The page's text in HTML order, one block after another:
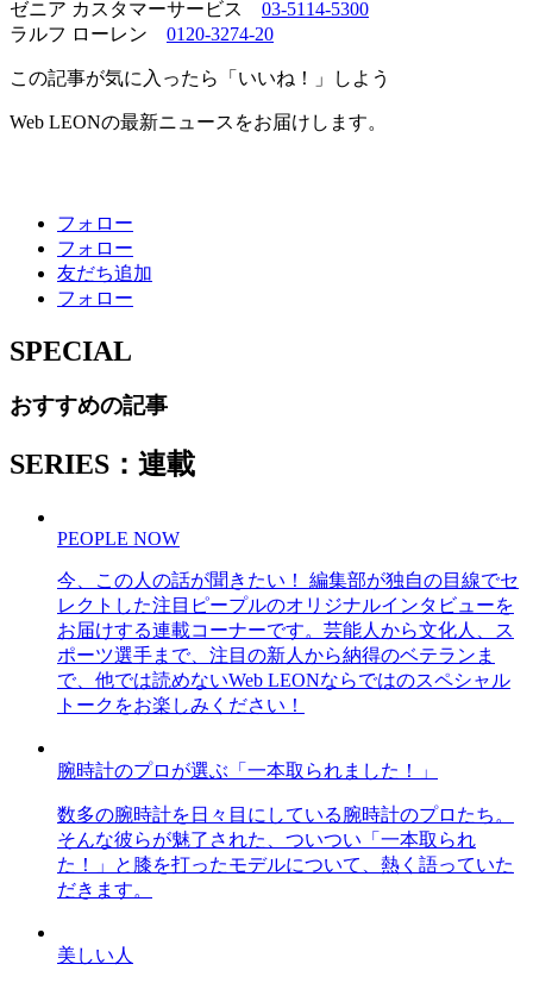
ゼニア カスタマーサービス 03-5114-5300
ラルフ ローレン 0120-3274-20
この記事が気に入ったら「いいね！」しよう
Web LEONの最新ニュースをお届けします。
フォロー
フォロー
友だち追加
フォロー
SPECIAL
おすすめの記事
SERIES：連載
PEOPLE NOW
今、この人の話が聞きたい！ 編集部が独自の目線でセ
レクトした注目ピープルのオリジナルインタビューを
お届けする連載コーナーです。芸能人から文化人、ス
ポーツ選手まで、注目の新人から納得のベテランま
で、他では読めないWeb LEONならではのスペシャル
トークをお楽しみください！
腕時計のプロが選ぶ「一本取られました！」
数多の腕時計を日々目にしている腕時計のプロたち。
そんな彼らが魅了された、ついつい「一本取られ
た！」と膝を打ったモデルについて、熱く語っていた
だきます。
美しい人